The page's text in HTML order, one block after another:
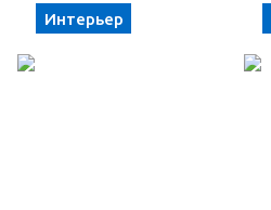
Интерьер